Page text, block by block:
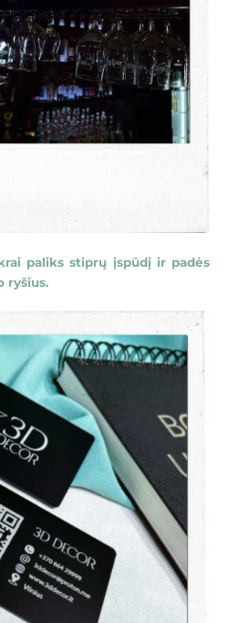
paliks stiprų įspūdį ir padės
ryšius.